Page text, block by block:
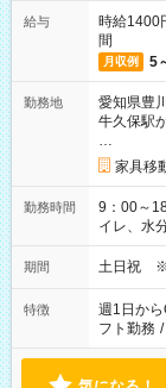
給与
時給1400
間
月収例 5
勤務地
愛知県豊
牛久保駅
…
家具移
勤務時間
9：00～18：00（実
イレ、水
期間 土日祝 ※
特徴 週1日から
フト勤務 /